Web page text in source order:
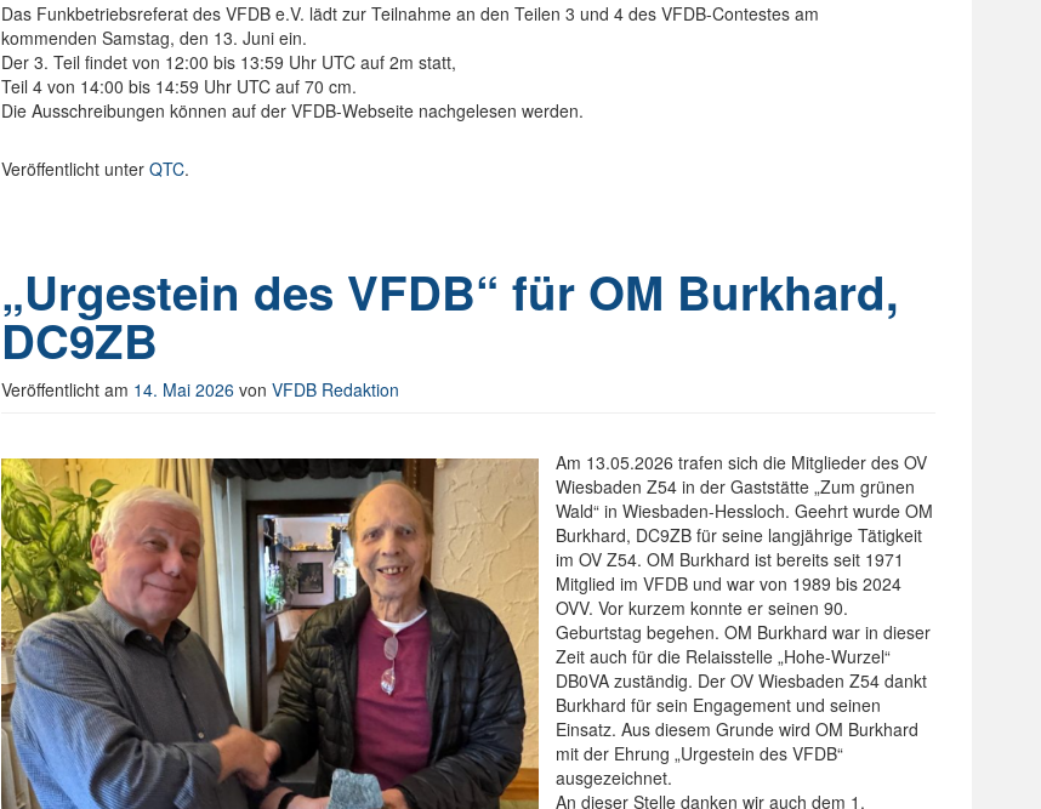
Das Funkbetriebsreferat des VFDB e.V. lädt zur Teilnahme an den Teilen 3 und 4 des VFDB-Contestes am
kommenden Samstag, den 13. Juni ein.
Der 3. Teil findet von 12:00 bis 13:59 Uhr UTC auf 2m statt,
Teil 4 von 14:00 bis 14:59 Uhr UTC auf 70 cm.
Die Ausschreibungen können auf der VFDB-Webseite nachgelesen werden.
Veröffentlicht unter QTC.
„Urgestein des VFDB“ für OM Burkhard,
DC9ZB
Veröffentlicht am 14. Mai 2026 von VFDB Redaktion
Am 13.05.2026 trafen sich die Mitglieder des OV
Wiesbaden Z54 in der Gaststätte „Zum grünen
Wald“ in Wiesbaden-Hessloch. Geehrt wurde OM
Burkhard, DC9ZB für seine langjährige Tätigkeit
im OV Z54. OM Burkhard ist bereits seit 1971
Mitglied im VFDB und war von 1989 bis 2024
OVV. Vor kurzem konnte er seinen 90.
Geburtstag begehen. OM Burkhard war in dieser
Zeit auch für die Relaisstelle „Hohe-Wurzel“
DB0VA zuständig. Der OV Wiesbaden Z54 dankt
Burkhard für sein Engagement und seinen
Einsatz. Aus diesem Grunde wird OM Burkhard
mit der Ehrung „Urgestein des VFDB“
ausgezeichnet.
An dieser Stelle danken wir auch dem 1.